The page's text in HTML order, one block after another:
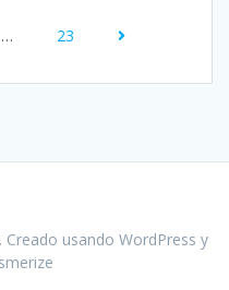
… Página
23
usando WordPress y